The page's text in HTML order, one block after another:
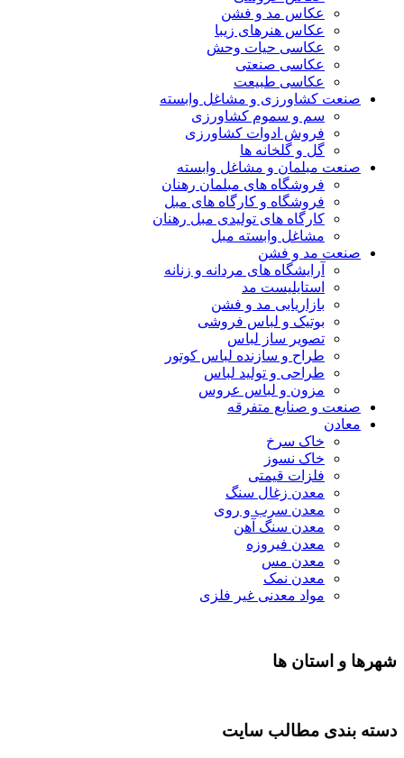
عکاس مد و فشن
عکاس هنرهای زیبا
عکاسی حیات وحش
عکاسی صنعتی
عکاسی طبیعت
صنعت کشاورزی و مشاغل وابسته
سم و سموم کشاورزی
فروش ادوات کشاورزی
گل و گلخانه ها
صنعت مبلمان و مشاغل وابسته
فروشگاه های مبلمان رهنان
فروشگاه و کارگاه های مبل
کارگاه های تولیدی مبل رهنان
مشاغل وابسته مبل
صنعت مد و فشن
آرایشگاه های مردانه و زنانه
استایلیست مد
بازاریابی مد و فشن
بوتیک و لباس فروشی
تصویر ساز لباس
طراح و سازنده لباس کوتور
طراحی و تولید لباس
مزون و لباس عروس
صنعت و صنایع متفرقه
معادن
خاک سرخ
خاک نسوز
فلزات قیمتی
معدن زغال سنگ
معدن سرب و روی
معدن سنگ آهن
معدن فیروزه
معدن مس
معدن نمک
مواد معدنی غیر فلزی
شهرها و استان ها
دسته بندی مطالب سایت